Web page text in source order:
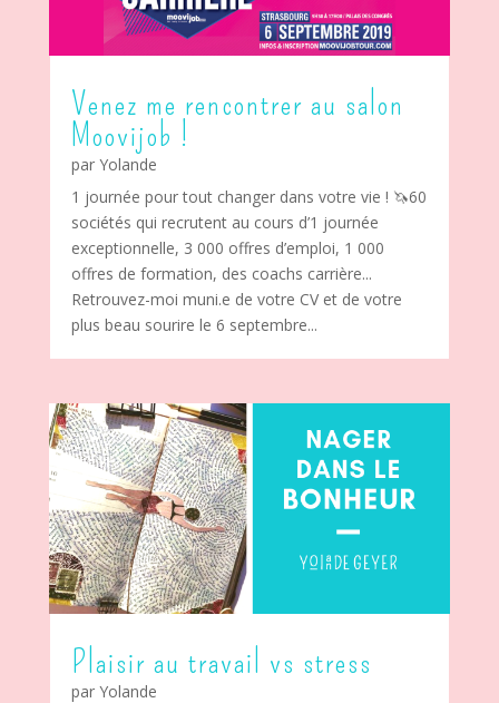
Venez me rencontrer au salon
Moovijob !
par Yolande
1 journée pour tout changer dans votre vie ! 🦄60
sociétés qui recrutent au cours d’1 journée
exceptionnelle, 3 000 offres d’emploi, 1 000
offres de formation, des coachs carrière...
Retrouvez-moi muni.e de votre CV et de votre
plus beau sourire le 6 septembre...
Plaisir au travail vs stress
par Yolande